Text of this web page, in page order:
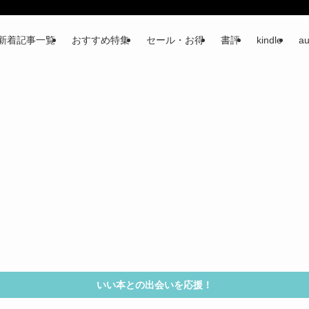
着記事一覧 おすすめ特集 セール・お得 書評 kindle
いい本との出会いを応援！